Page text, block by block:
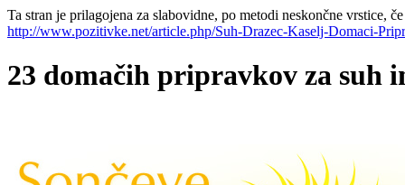
Ta stran je prilagojena za slabovidne, po metodi neskončne vrstice,
http://www.pozitivke.net/article.php/Suh-Drazec-Kaselj-Domaci-
23 domačih pripravkov za suh